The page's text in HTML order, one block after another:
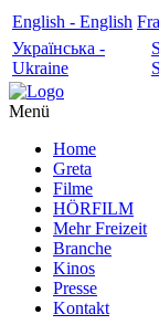
English - English
Українська -
Ukraine
Menü
Home
Greta
Filme
HÖRFILM
Mehr Freizeit
Branche
Kinos
Presse
Kontakt